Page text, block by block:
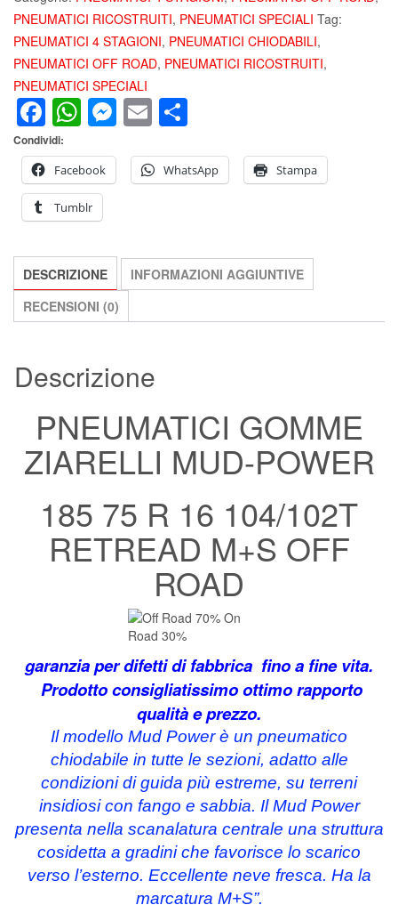
POWER
185
75
R16
104/102T
RETREAD
M+S
OFF
ROAD
FUORISTRADA
PNEUMATICI RICOSTRUITI, PNEUMATICI SPECIALI Tag:
PNEUMATICI 4 STAGIONI, PNEUMATICI CHIODABILI,
PNEUMATICI OFF ROAD, PNEUMATICI RICOSTRUITI,
PNEUMATICI SPECIALI
Facebook
WhatsApp
Messenger
Email
Condividi:
Facebook
WhatsApp Stampa
Tumblr
DESCRIZIONE
INFORMAZIONI AGGIUNTIVE
RECENSIONI (0)
Descrizione
PNEUMATICI GOMME
ZIARELLI MUD-POWER
185 75 R 16 104/102T
RETREAD M+S OFF
ROAD
garanzia per difetti di fabbrica fino a fine vita.
Prodotto consigliatissimo ottimo rapporto
qualità e prezzo.
Il modello Mud Power è un pneumatico
chiodabile in tutte le sezioni, adatto alle
condizioni di guida più estreme, su terreni
insidiosi con fango e sabbia. Il Mud Power
presenta nella scanalatura centrale una struttura
cosidetta a gradini che favorisce lo scarico
verso l’esterno. Eccellente neve fresca. Ha la
marcatura M+S”.